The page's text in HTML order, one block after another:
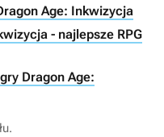
Age: Inkwizycja
- najlepsze RPG
Dragon Age: